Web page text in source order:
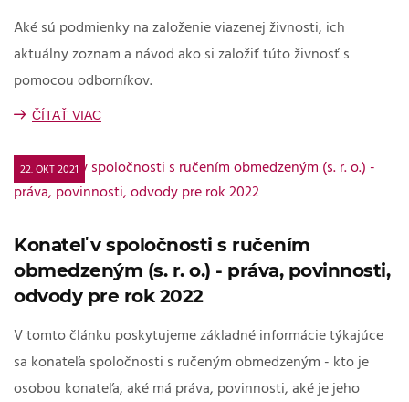
Aké sú podmienky na založenie viazenej živnosti, ich
aktuálny zoznam a návod ako si založiť túto živnosť s
pomocou odborníkov.
ČÍTAŤ VIAC
22. OKT 2021
Konateľ v spoločnosti s ručením
obmedzeným (s. r. o.) - práva, povinnosti,
odvody pre rok 2022
V tomto článku poskytujeme základné informácie týkajúce
sa konateľa spoločnosti s ručeným obmedzeným - kto je
osobou konateľa, aké má práva, povinnosti, aké je jeho